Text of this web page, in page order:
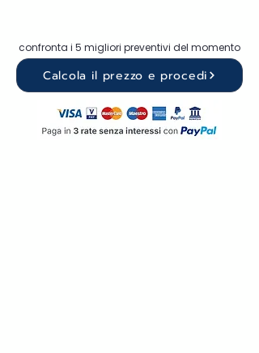
confronta i 5 migliori preventivi del momento
Calcola il prezzo e procedi